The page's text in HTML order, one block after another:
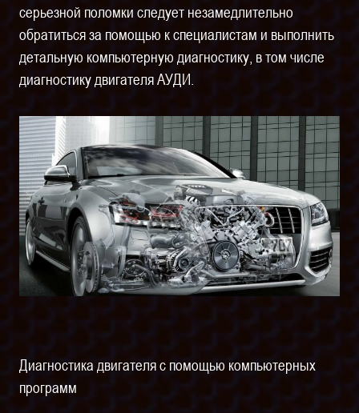
серьезной поломки следует незамедлительно
обратиться за помощью к специалистам и выполнить
детальную компьютерную диагностику, в том числе
диагностику двигателя АУДИ.
Диагностика двигателя с помощью компьютерных
программ